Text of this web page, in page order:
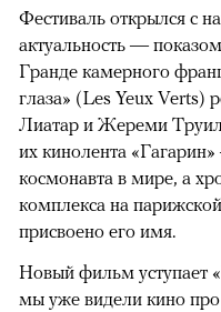
Фестиваль открылся с
актуальность —
Гранде камерного
глаза» (Les Yeux Verts)
Лиатар и Жереми
их кинолента
космонавта в мире, а
комплекса на
присвоено его имя.
Новый фильм уступает
мы уже видели кино про